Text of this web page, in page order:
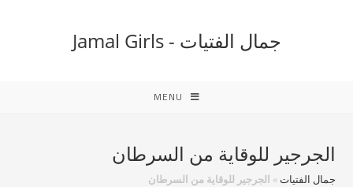
جمال الفتيات - Jamal Girls
MENU
الجرجير للوقاية من السرطان
جمال الفتيات» الجرجير للوقاية من السرطان